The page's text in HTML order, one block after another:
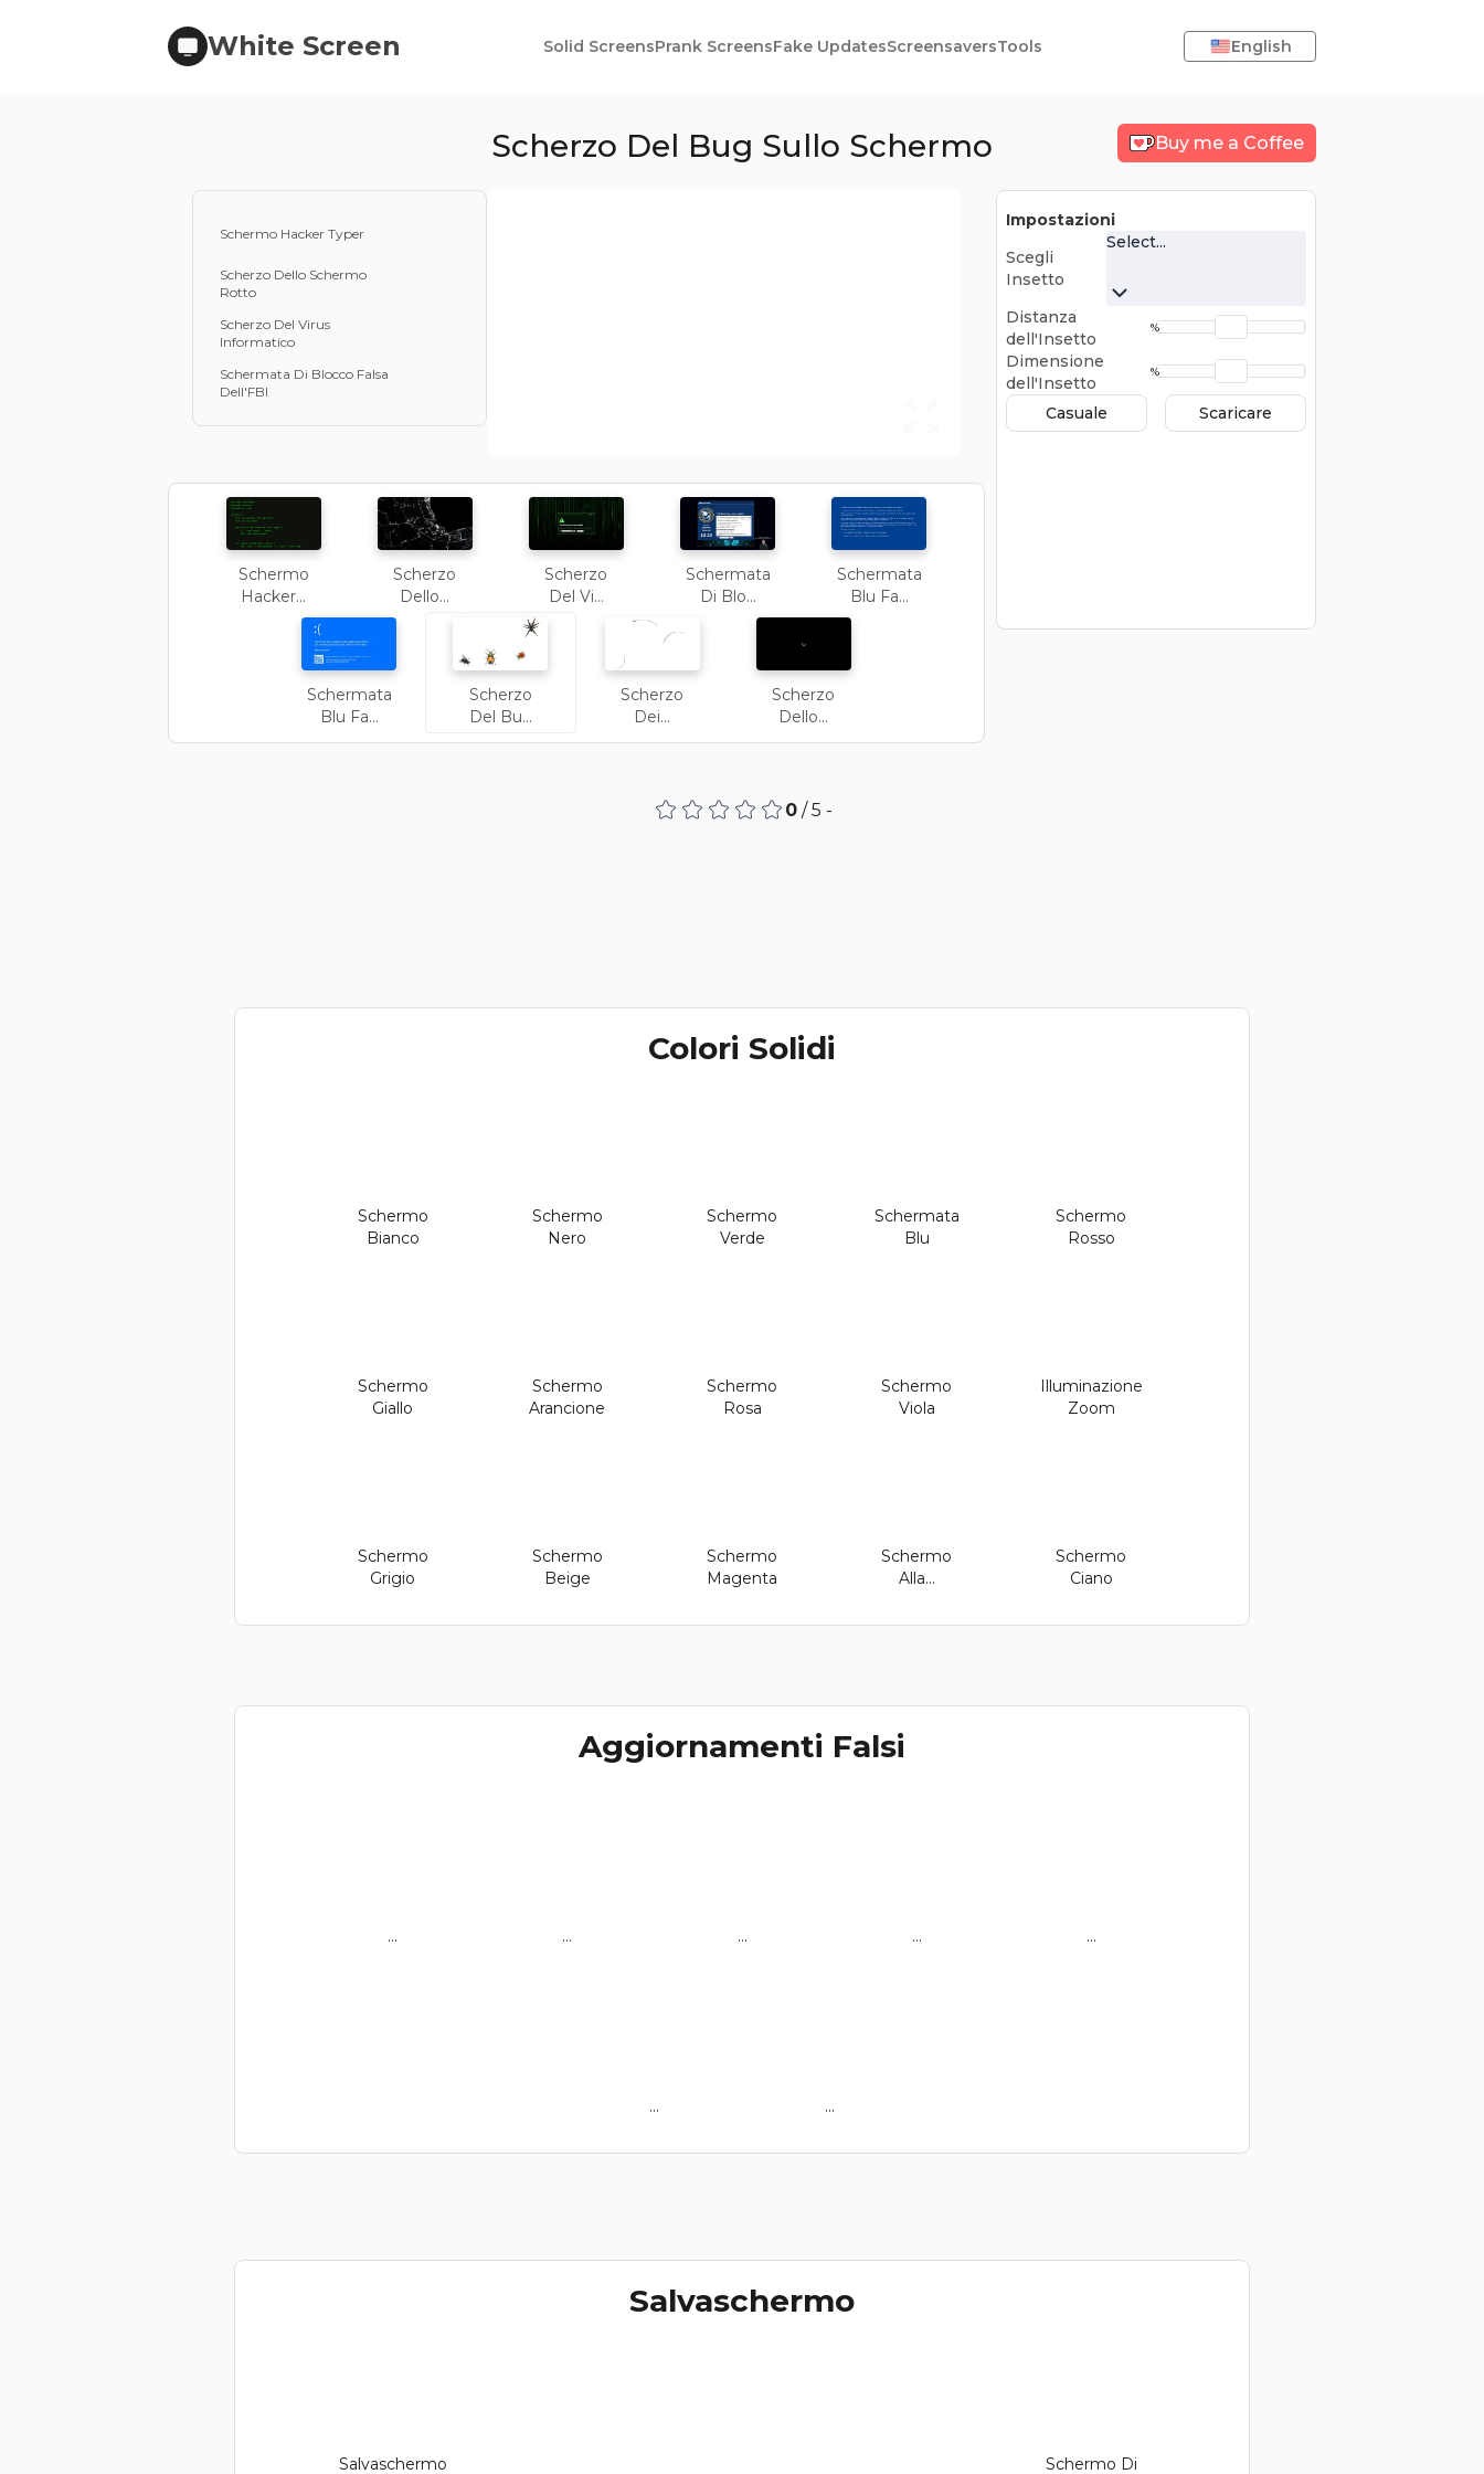
White Screen Solid ScreensPrank ScreensFake UpdatesScreensaversTools English
Scherzo Del Bug Sullo Schermo
Schermo Hacker Typer
Scherzo Dello Schermo
Rotto
Scherzo Del Virus
Informatico
Schermata Di Blocco Falsa
Dell'FBI
Schermo
Hacker...
Scherzo
Dello...
Scherzo
Del Vi...
Schermata
Di Blo...
Schermata
Blu Fa...
Schermata
Blu Fa...
Scherzo
Del Bu...
Scherzo
Dei...
Scherzo
Dello...
Buy me a Coffee
Impostazioni
Scegli
Insetto
Select...
Distanza
dell'Insetto
%
Dimensione
dell'Insetto
%
Casuale Scaricare
0/ 5 -
Colori Solidi
Schermo
Bianco
Schermo
Nero
Schermo
Verde
Schermata
Blu
Schermo
Rosso
Schermo
Giallo
Schermo
Arancione
Schermo
Rosa
Schermo
Viola
Illuminazione
Zoom
Schermo
Grigio
Schermo
Beige
Schermo
Magenta
Schermo
Alla...
Schermo
Ciano
Aggiornamenti Falsi
... ... ... ... ...
... ...
Salvaschermo
Salvaschermo Schermo Di